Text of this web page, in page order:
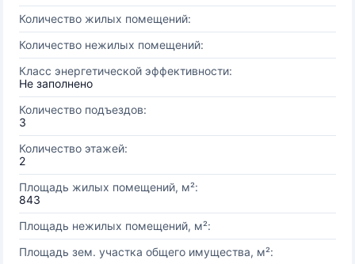
Количество жилых помещений:
Количество нежилых помещений:
Класс энергетической эффективности:
Не заполнено
Количество подъездов:
3
Количество этажей:
2
Площадь жилых помещений, м²:
843
Площадь нежилых помещений, м²:
Площадь зем. участка общего имущества, м²: